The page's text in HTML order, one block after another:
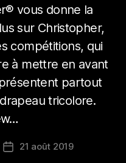
vous donne la
sur Christopher,
compétitions, qui
à mettre en avant
partout
tricolore.
Date21 août 2019